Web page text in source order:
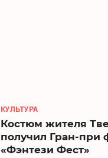
КУЛЬТУРА
Костюм жителя
получил Гран-при
«Фэнтези Фест»